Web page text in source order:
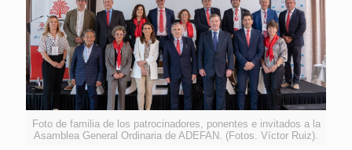
Foto de familia de los patrocinadores, ponentes e invitados a la
Asamblea General Ordinaria de ADEFAN. (Fotos. Víctor Ruiz).